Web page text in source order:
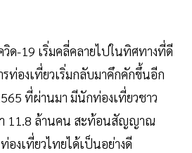
ด-19 เริ่มคลี่คลายไปในทิศทางที่ดี
ท่องเที่ยวเริ่มกลับมาคึกคักขึ้นอีก
ที่ผ่านมา มีนักท่องเที่ยวชาว
า 11.8 ล้านคน สะท้อนสัญญาณ
องเที่ยวไทยได้เป็นอย่างดี